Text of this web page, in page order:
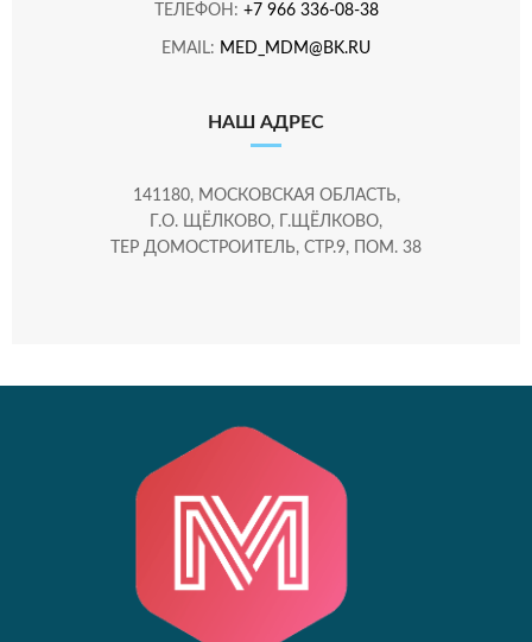
ТЕЛЕФОН: +7 966 336-08-38
EMAIL: MED_MDM@BK.RU
НАШ АДРЕС
141180, МОСКОВСКАЯ ОБЛАСТЬ,
Г.О. ЩЁЛКОВО, Г.ЩЁЛКОВО,
ТЕР ДОМОСТРОИТЕЛЬ, СТР.9, ПОМ. 38